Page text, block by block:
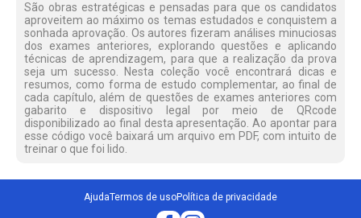
São obras estratégicas e pensadas para que os candidatos
aproveitem ao máximo os temas estudados e conquistem a
sonhada aprovação. Os autores fizeram análises minuciosas
dos exames anteriores, explorando questões e aplicando
técnicas de aprendizagem, para que a realização da prova
seja um sucesso. Nesta coleção você encontrará dicas e
resumos, como forma de estudo complementar, ao final de
cada capítulo, além de questões de exames anteriores com
gabarito e dispositivo legal por meio de QRcode
disponibilizado ao final desta apresentação. Ao apontar para
esse código você baixará um arquivo em PDF, com intuito de
treinar o que foi lido.
AjudaTermos de usoPolítica de privacidade